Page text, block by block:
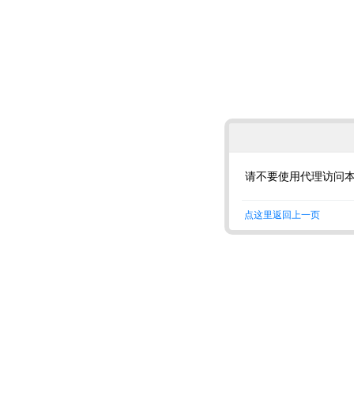
请不要使用代理访问
点这里返回上一页